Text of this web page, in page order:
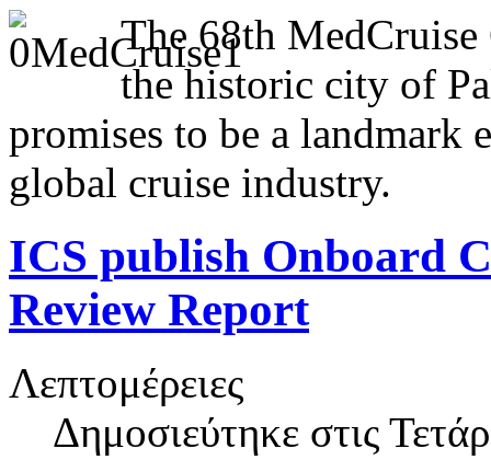
The 68th MedCruise
the historic city of
promises to be a landmark
global cruise industry.
ICS publish Onboard
Review Report
Λεπτομέρειες
Δημοσιεύτηκε στις